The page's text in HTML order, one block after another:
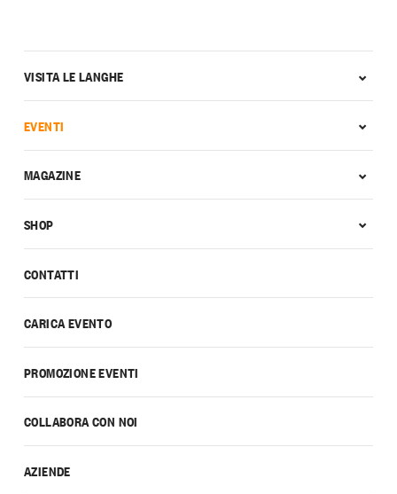
CONTATTI
CARICA EVENTO
PROMOZIONE EVENTI
COLLABORA CON NOI
AZIENDE
VISITA LE LANGHE
EVENTI
MAGAZINE
SHOP